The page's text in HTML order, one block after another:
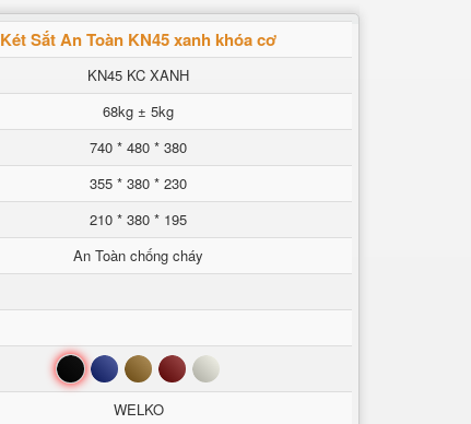
Két Sắt An Toàn KN45 xanh khóa cơ
KN45 KC XANH
68kg ± 5kg
740 * 480 * 380
355 * 380 * 230
210 * 380 * 195
An Toàn chống cháy
Đen Xanh Nâu Đỏ Trắng
WELKO